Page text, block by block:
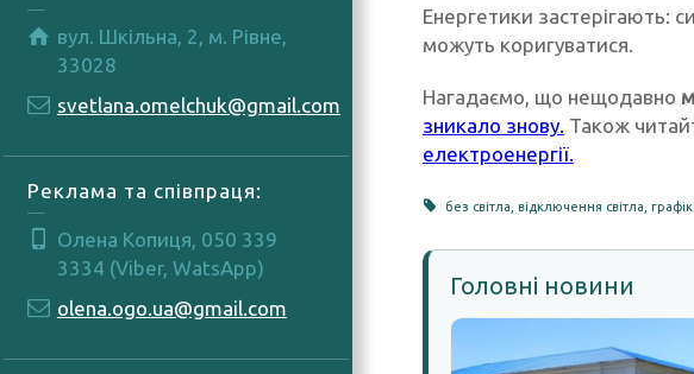
вул. Шкільна, 2, м. Рівне,
33028
svetlana.omelchuk@gmail.com
Реклама та співпраця:
Олена Копиця, 050 339
3334 (Viber, WatsApp)
olena.ogo.ua@gmail.com
Енергетики застерігають:
можуть коригуватися.
Нагадаємо, що нещодавно
зникало знову. Також
електроенергії.
без світла ,відключення світла ,
Головні новини